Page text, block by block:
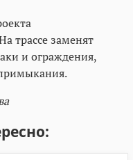
трассе заменят
и ограждения,